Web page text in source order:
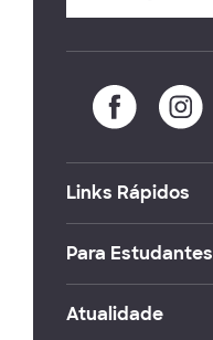
Links Rápidos
Para Estudantes
Atualidade